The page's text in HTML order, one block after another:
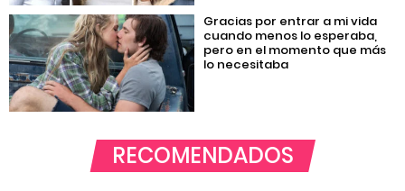
Gracias por entrar a mi vida
cuando menos lo esperaba,
pero en el momento que más
lo necesitaba
RECOMENDADOS